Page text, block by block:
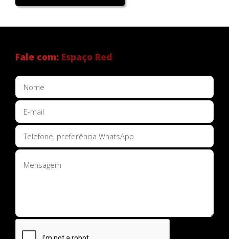
Costa , 1300 Capuava/Embu.
Fale com: Espaço Red